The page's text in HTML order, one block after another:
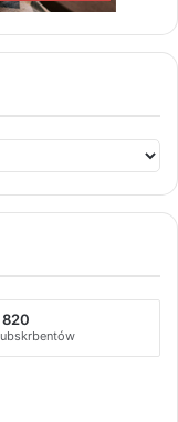
820